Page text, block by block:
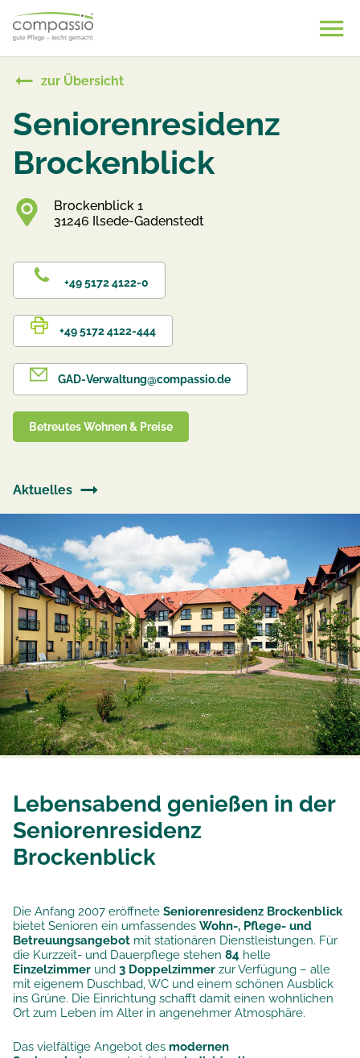
content
zur Übersicht
Seniorenresidenz
Brockenblick
Brockenblick 1
31246 Ilsede-Gadenstedt
+49 5172 4122-0
+49 5172 4122-444
GAD-Verwaltung@compassio.de
Betreutes Wohnen & Preise
Aktuelles
Lebensabend genießen in der
Seniorenresidenz
Brockenblick
Die Anfang 2007 eröffnete Seniorenresidenz Brockenblick
bietet Senioren ein umfassendes Wohn-, Pflege- und
Betreuungsangebot mit stationären Dienstleistungen. Für
die Kurzzeit- und Dauerpflege stehen 84 helle
Einzelzimmer und 3 Doppelzimmer zur Verfügung – alle
mit eigenem Duschbad, WC und einem schönen Ausblick
ins Grüne. Die Einrichtung schafft damit einen wohnlichen
Ort zum Leben im Alter in angenehmer Atmosphäre.
Das vielfältige Angebot des modernen